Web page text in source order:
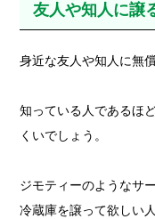
友人や知人に譲
身近な友人や知人に無
知っている人であるほ
くいでしょう。
ジモティーのようなサ
冷蔵庫を譲って欲しい